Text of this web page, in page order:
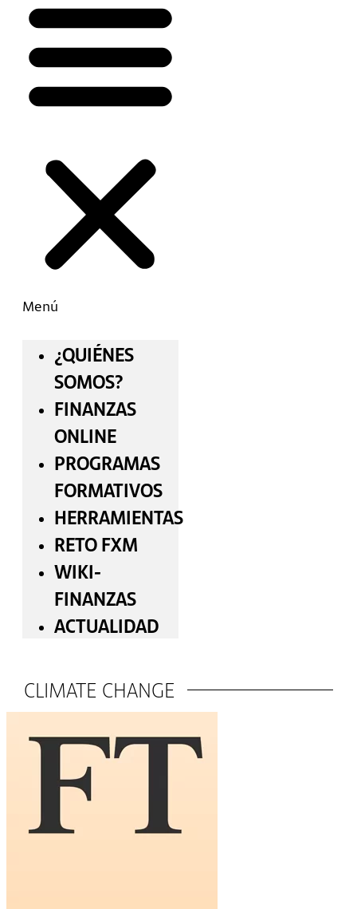
Menú
¿QUIÉNES
SOMOS?
FINANZAS
ONLINE
PROGRAMAS
FORMATIVOS
HERRAMIENTAS
RETO FXM
WIKI-
FINANZAS
ACTUALIDAD
CLIMATE CHANGE